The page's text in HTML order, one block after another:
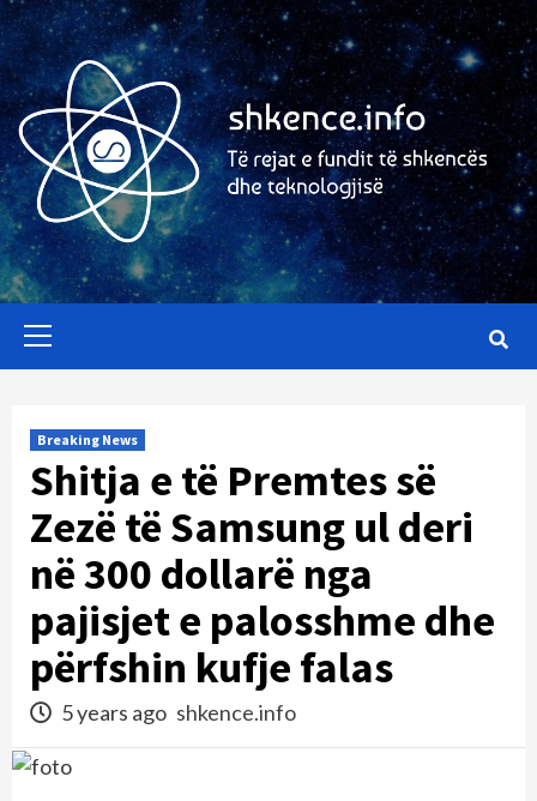
Skip
to
content
Primary
Breaking News
Shitja e të Premtes së
Zezë të Samsung ul deri
në 300 dollarë nga
pajisjet e palosshme dhe
përfshin kufje falas
5 years ago shkence.info